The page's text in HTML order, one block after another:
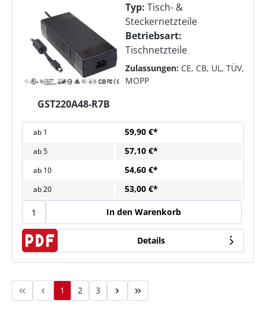
GST220A48-R7B
Typ: Tisch- &
Steckernetzteile
Betriebsart:
Tischnetzteile
Zulassungen: CE, CB, UL, TÜV,
MOPP
ab 1 59,90 €*
ab5 57,10 €*
ab 10 54,60 €*
ab20 53,00 €*
In den Warenkorb
Details
1 2 3